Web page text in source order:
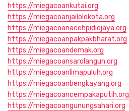
https://miegacoankutai.org
https://miegacoanjailolokota.org
https://miegacoanacehpidiejaya.org
https://miegacoanpakpakbharat.org
https://miegacoandemak.org
https://miegacoansarolangun.org
https://miegacoanlimapuluh.org
https://miegacoanbengkayang.org
https://miegacoancempakaputih.org
https://miegacoangunungsahari.org